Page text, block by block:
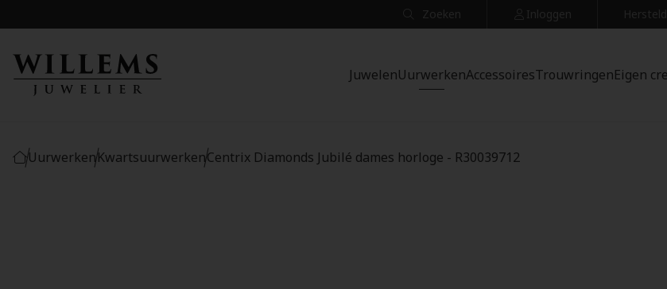
Zoeken Inloggen
JuwelenUurwerkenAccessoiresTrouwringenEigen
UurwerkenKwartsuurwerkenCentrix Diamonds Jubilé dames horloge - R30039712